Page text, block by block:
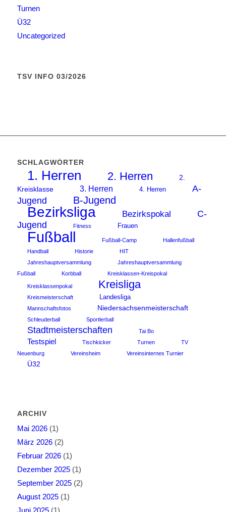
Turnen
Ü32
Uncategorized
TSV INFO 03/2026
SCHLAGWÖRTER
1. Herren 2. Herren
2.
Kreisklasse
3. Herren 4. Herren
A-
Jugend
B-Jugend
Bezirksliga Bezirkspokal
C-
Jugend
Fitness Frauen
Fußball Fußball-Camp
Hallenfußball
Handball
Historie
HIT
Jahreshauptversammlung
Jahreshauptversammlung
Fußball
Korbball Kreisklassen-Kreispokal
Kreisklassenpokal Kreisliga
Kreismeisterschaft Landesliga
Mannschaftsfotos Niedersachsenmeisterschaft
Schleuderball Sportlerball
Stadtmeisterschaften Tai Bo
Testspiel Tischkicker Turnen
TV
Neuenburg
Vereinsheim Vereinsinternes Turnier
Ü32
ARCHIV
Mai 2026(1)
März 2026(2)
Februar 2026(1)
Dezember 2025(1)
September 2025(2)
August 2025(1)